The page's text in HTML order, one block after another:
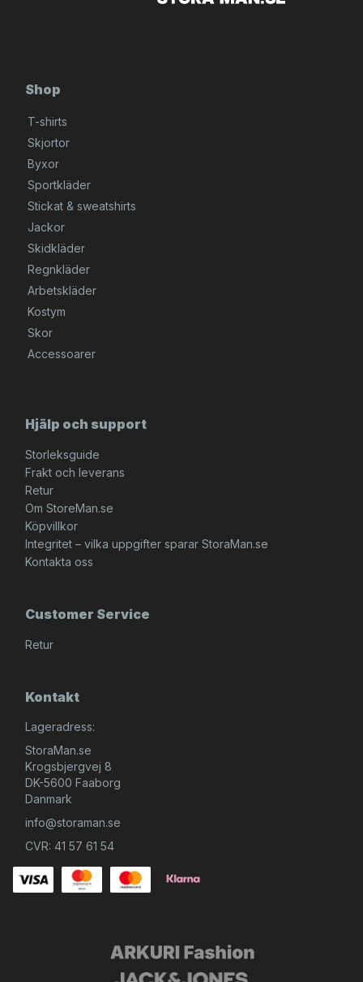
Shop
T-shirts
Skjortor
Byxor
Sportkläder
Stickat & sweatshirts
Jackor
Skidkläder
Regnkläder
Arbetskläder
Kostym
Skor
Accessoarer
Hjälp och support
Storleksguide
Frakt och leverans
Retur
Om StoreMan.se
Köpvillkor
Integritet – vilka uppgifter sparar StoraMan.se
Kontakta oss
Customer Service
Retur
Kontakt
Lageradress:
StoraMan.se
Krogsbjergvej 8
DK-5600 Faaborg
Danmark
info@storaman.se
CVR: 41 57 61 54